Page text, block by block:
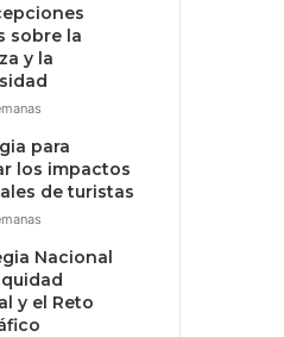
sobre la
y la
para
los impactos
de turistas
Nacional
y el Reto